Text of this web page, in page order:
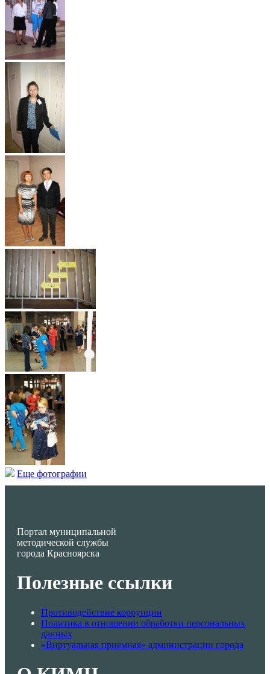
Еще фотографии
Портал муниципальной
методической службы
города Красноярска
Полезные ссылки
Противодействие коррупции
Политика в отношении обработки персональных
данных
«Виртуальная приемная» администрации города